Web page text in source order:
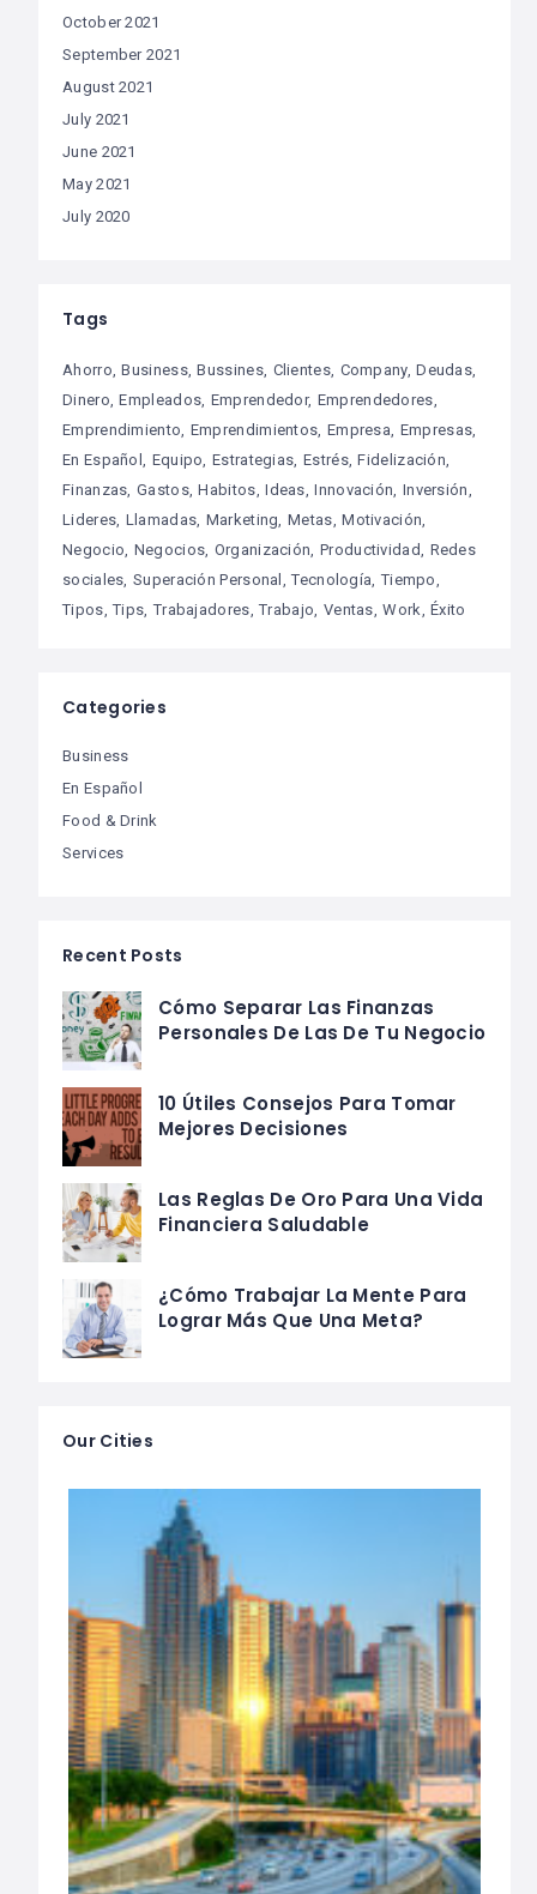
October 2021
September 2021
August 2021
July 2021
June 2021
May 2021
July 2020
Tags
Ahorro Business Bussines Clientes Company Deudas
Dinero Empleados Emprendedor Emprendedores
Emprendimiento Emprendimientos Empresa Empresas
En Español Equipo Estrategias Estrés Fidelización
Finanzas Gastos Habitos Ideas Innovación Inversión
Lideres Llamadas Marketing Metas Motivación
Negocio Negocios Organización Productividad Redes
sociales Superación Personal Tecnología Tiempo
Tipos Tips Trabajadores Trabajo Ventas Work Éxito
Categories
Business
En Español
Food & Drink
Services
Recent Posts
Cómo Separar Las Finanzas
Personales De Las De Tu Negocio
10 Útiles Consejos Para Tomar
Mejores Decisiones
Las Reglas De Oro Para Una Vida
Financiera Saludable
¿Cómo Trabajar La Mente Para
Lograr Más Que Una Meta?
Our Cities